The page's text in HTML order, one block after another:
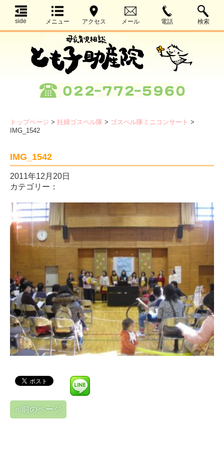
side メニュー アクセス メール 電話 検索
トップページ > 妊婦ゴスペル隊 > ゴスペル隊ミニコンサート >
IMG_1542
IMG_1542
2011年12月20日
カテゴリー：
« 前のページ